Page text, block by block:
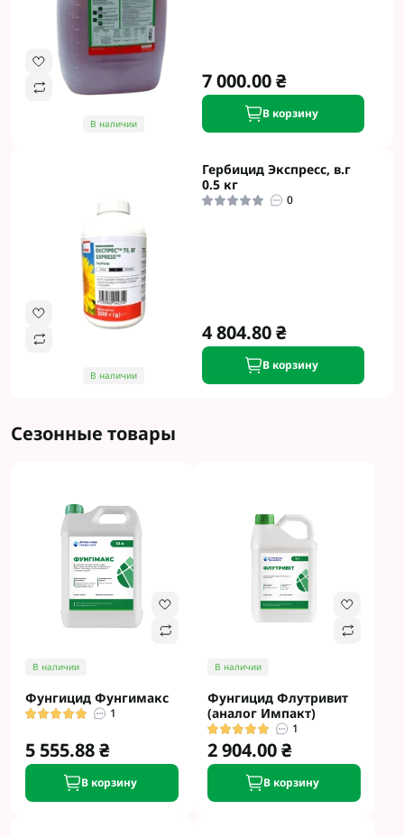
В наличии
7 000.00 ₴
В корзину
В наличии
Гербицид Экспресс, в.г
0.5 кг
0
4 804.80 ₴
В корзину
Сезонные товары
В наличии
Фунгицид Фунгимакс
1
5 555.88 ₴
В корзину
В наличии
Фунгицид Флутривит
(аналог Импакт)
1
2 904.00 ₴
В корзину